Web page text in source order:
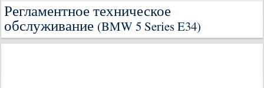
Регламентное техническое
обслуживание (BMW 5 Series E34)